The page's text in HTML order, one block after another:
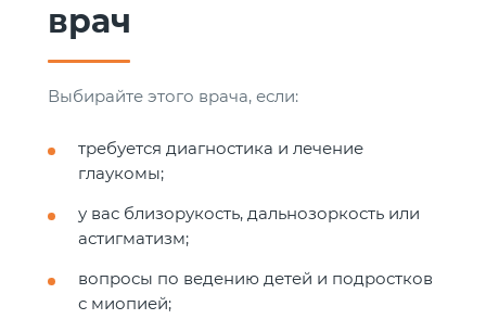
врач
Выбирайте этого врача, если:
требуется диагностика и лечение
глаукомы;
у вас близорукость, дальнозоркость или
астигматизм;
вопросы по ведению детей и подростков
с миопией;